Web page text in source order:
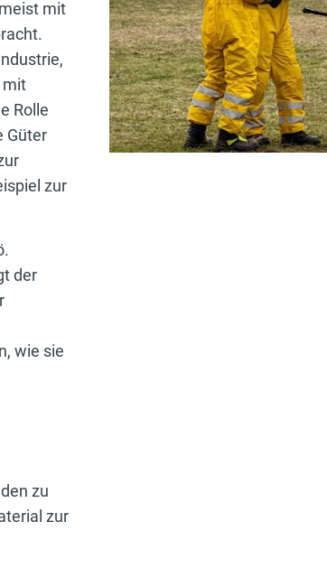
mit
mit
Rolle
Güter
zur
der
wie sie
zu
zur